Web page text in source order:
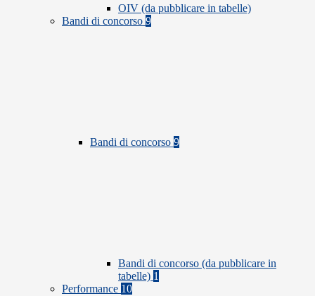
OIV (da pubblicare in tabelle)
Bandi di concorso 9
Bandi di concorso 9
Bandi di concorso (da pubblicare in
tabelle) 1
Performance 10